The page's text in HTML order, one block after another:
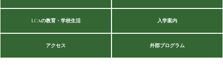
LCAの教育・学校生活 入学案内
アクセス 外部プログラム